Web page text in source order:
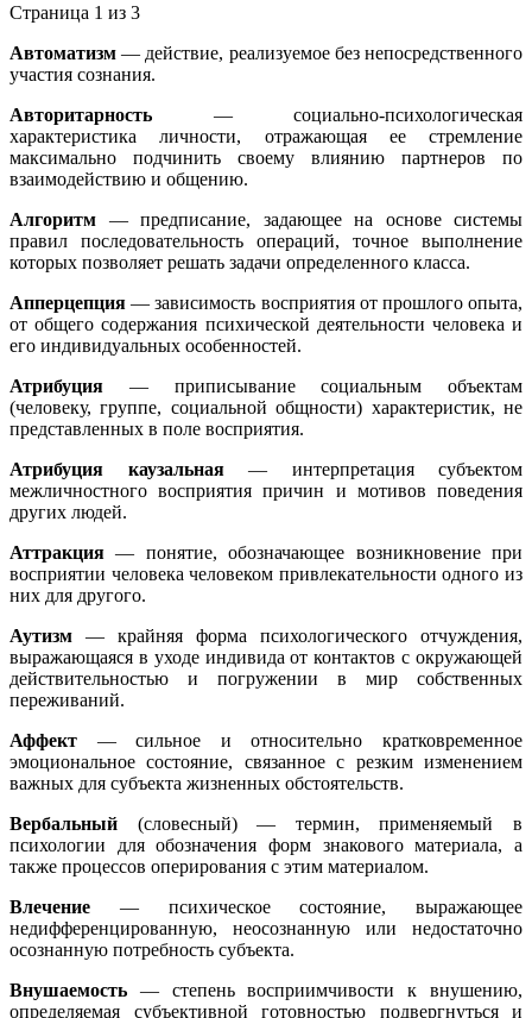
Страница 1 из 3
Автоматизм— действие, реализуемое без непосредственного
участия сознания.
Авторитарность — социально-психологическая
характеристика личности, отражающая ее стремление
максимально подчинить своему влиянию партнеров по
взаимодействию и общению.
Алгоритм — предписание, задающее на основе системы
правил последовательность операций, точное выполнение
которых позволяет решать задачи определенного класса.
Апперцепция— зависимость восприятия от прошлого опыта,
от общего содержания психической деятельности человека и
его индивидуальных особенностей.
Атрибуция — приписывание социальным объектам
(человеку, группе, социальной общности) характеристик, не
представленных в поле восприятия.
Атрибуция каузальная — интерпретация субъектом
межличностного восприятия причин и мотивов поведения
других людей.
Аттракция— понятие, обозначающее возникновение при
восприятии человека человеком привлекательности одного из
них для другого.
Аутизм — крайняя форма психологического отчуждения,
выражающаяся в уходе индивида от контактов с окружающей
действительностью и погружении в мир собственных
переживаний.
Аффект — сильное и относительно кратковременное
эмоциональное состояние, связанное с резким изменением
важных для субъекта жизненных обстоятельств.
Вербальный (словесный) — термин, применяемый в
психологии для обозначения форм знакового материала, а
также процессов оперирования с этим материалом.
Влечение — психическое состояние, выражающее
недифференцированную, неосознанную или недостаточно
осознанную потребность субъекта.
Внушаемость — степень восприимчивости к внушению,
определяемая субъективной готовностью подвергнуться и